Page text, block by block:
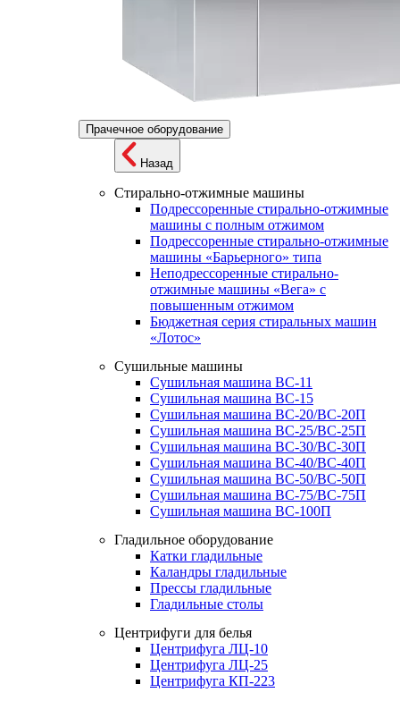
Прачечное оборудование
Назад
Стирально-отжимные машины
Подрессоренные стирально-отжимные
машины с полным отжимом
Подрессоренные стирально-отжимные
машины «Барьерного» типа
Неподрессоренные стирально-
отжимные машины «Вега» с
повышенным отжимом
Бюджетная серия стиральных машин
«Лотос»
Сушильные машины
Сушильная машина ВС-11
Сушильная машина ВС-15
Сушильная машина ВС-20/ВС-20П
Сушильная машина ВС-25/ВС-25П
Сушильная машина ВС-30/ВС-30П
Сушильная машина ВС-40/ВС-40П
Сушильная машина ВС-50/ВС-50П
Сушильная машина ВС-75/ВС-75П
Сушильная машина ВС-100П
Гладильное оборудование
Катки гладильные
Каландры гладильные
Прессы гладильные
Гладильные столы
Центрифуги для белья
Центрифуга ЛЦ-10
Центрифуга ЛЦ-25
Центрифуга КП-223